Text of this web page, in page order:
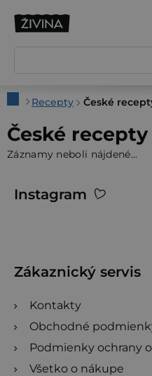
DomovRecepty České
České recepty
Záznamy neboli nájdené...
Instagram
Zákaznický servis
Kontakty
Obchodné
Podmienky ochrany
Všetko o nákupe